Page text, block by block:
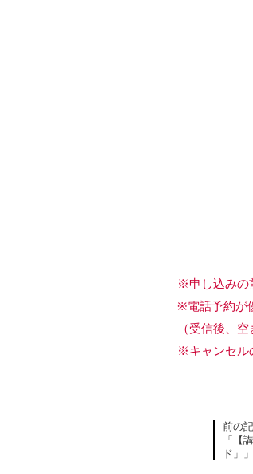
※申し込みの
※電話予約が
（受信後、
※キャンセル
前の
「【
ド」」